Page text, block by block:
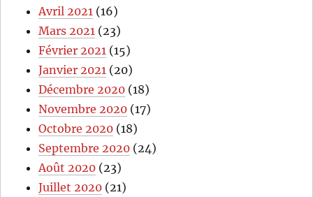
Avril 2021 (16)
Mars 2021 (23)
Février 2021 (15)
Janvier 2021 (20)
Décembre 2020 (18)
Novembre 2020 (17)
Octobre 2020 (18)
Septembre 2020 (24)
Août 2020 (23)
Juillet 2020 (21)